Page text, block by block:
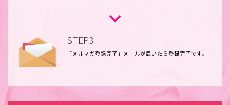
STEP3
「メルマガ登録完了」メールが届いたら登録完了です。